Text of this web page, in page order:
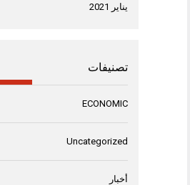
يناير 2021
تصنيفات
ECONOMIC
Uncategorized
أخبار